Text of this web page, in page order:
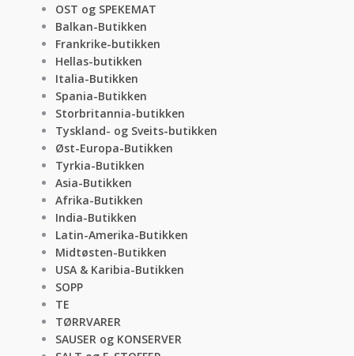
OST og SPEKEMAT
Balkan-Butikken
Frankrike-butikken
Hellas-butikken
Italia-Butikken
Spania-Butikken
Storbritannia-butikken
Tyskland- og Sveits-butikken
Øst-Europa-Butikken
Tyrkia-Butikken
Asia-Butikken
Afrika-Butikken
India-Butikken
Latin-Amerika-Butikken
Midtøsten-Butikken
USA & Karibia-Butikken
SOPP
TE
TØRRVARER
SAUSER og KONSERVER